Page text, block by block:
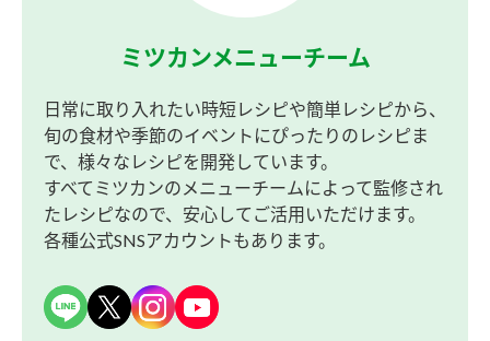
ミツカンメニューチーム
日常に取り入れたい時短レシピや簡単レシピから、
旬の食材や季節のイベントにぴったりのレシピま
で、様々なレシピを開発しています。
すべてミツカンのメニューチームによって監修され
たレシピなので、安心してご活用いただけます。
各種公式SNSアカウントもあります。